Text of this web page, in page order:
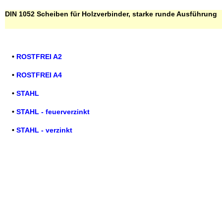
DIN 1052 Scheiben für Holzverbinder, starke runde Ausführung
• ROSTFREI A2
• ROSTFREI A4
• STAHL
• STAHL - feuerverzinkt
• STAHL - verzinkt